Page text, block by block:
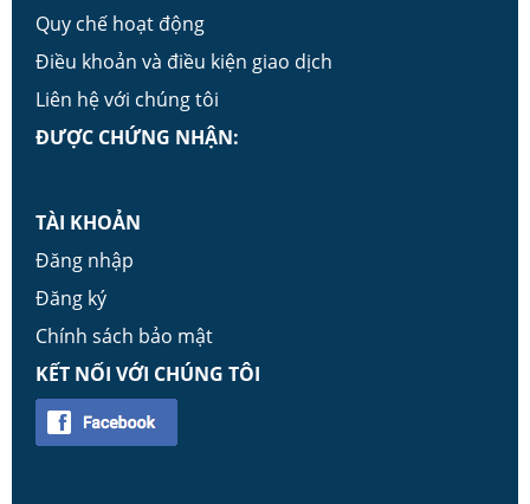
Quy chế hoạt động
Điều khoản và điều kiện giao dịch
Liên hệ với chúng tôi
ĐƯỢC CHỨNG NHẬN:
TÀI KHOẢN
Đăng nhập
Đăng ký
Chính sách bảo mật
KẾT NỐI VỚI CHÚNG TÔI